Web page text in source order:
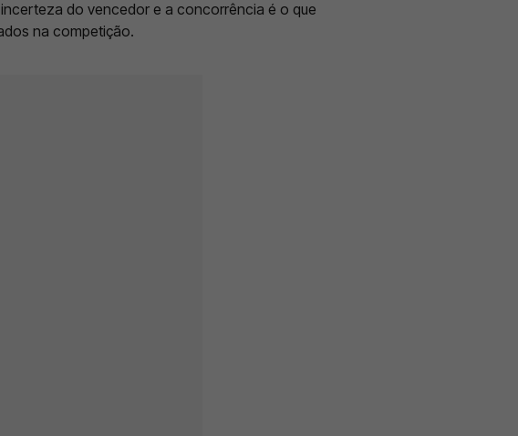
do vencedor e a concorrência é o que
na competição.